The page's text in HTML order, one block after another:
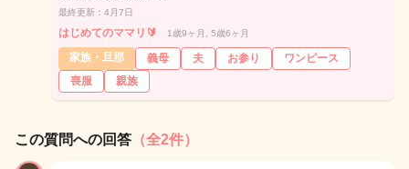
最終更新：4月7日
はじめてのママリ🔰 1歳9ヶ月, 5歳6ヶ月
家族・旦那 義母 夫 お参り
ワンピース
喪服
親族
この質問への回答 （全2件）